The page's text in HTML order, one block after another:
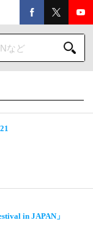
in JAPAN」